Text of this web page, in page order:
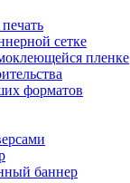
сетке
пленке
форматов
баннер